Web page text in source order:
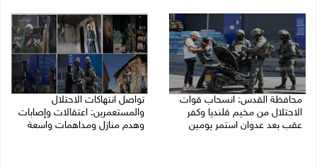
محافظة القدس: انسحاب قوات
الاحتلال من مخيم قلنديا وكفر
عقب بعد عدوان استمر يومين
تواصل انتهاكات الاحتلال
والمستعمرين: اعتقالات وإصابات
وهدم منازل ومداهمات واسعة